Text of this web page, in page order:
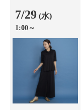
7/29 (水)
1:00～